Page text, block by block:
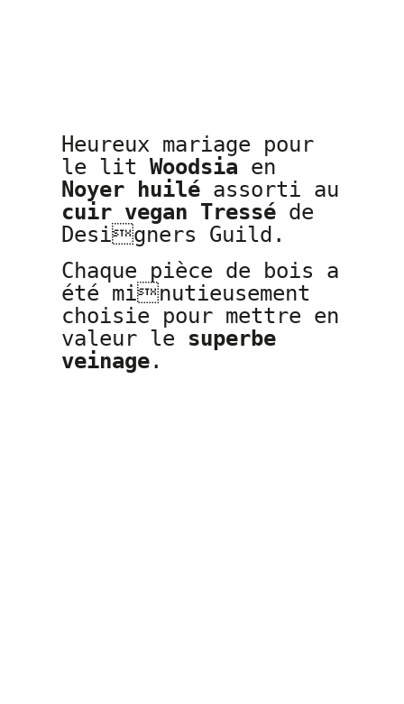
Heureux mariage pour
le litWoodsia en
Noyer huilé assorti au
cuir vegan Tressé de
Designers Guild.
Chaque pièce de bois a
été minutieusement
choisie pour mettre en
valeur le superbe
veinage.